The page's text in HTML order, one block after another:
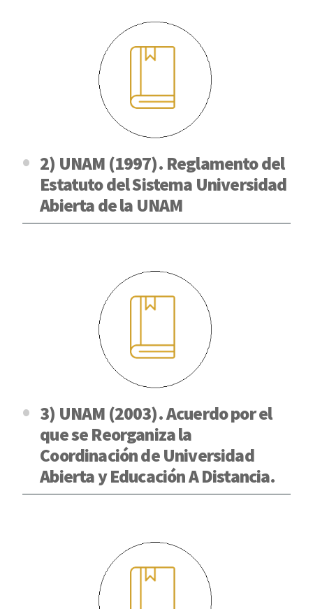
2) UNAM (1997). Reglamento del
Estatuto del Sistema Universidad
Abierta de la UNAM
3) UNAM (2003). Acuerdo por el
que se Reorganiza la
Coordinación de Universidad
Abierta y Educación A Distancia.